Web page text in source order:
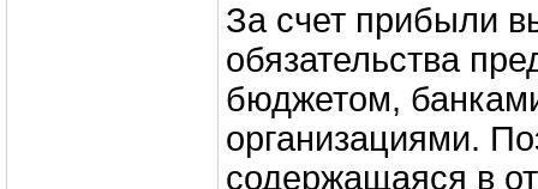
За счет прибыли
обязательства
бюджетом,
организациями.
содержащаяся в